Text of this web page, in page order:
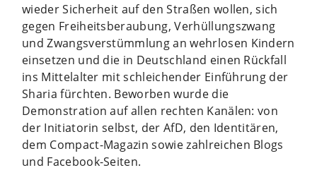
wieder Sicherheit auf den Straßen wollen, sich
gegen Freiheitsberaubung, Verhüllungszwang
und Zwangsverstümmlung an wehrlosen Kindern
einsetzen und die in Deutschland einen Rückfall
ins Mittelalter mit schleichender Einführung der
Sharia fürchten. Beworben wurde die
Demonstration auf allen rechten Kanälen: von
der Initiatorin selbst, der AfD, den Identitären,
dem Compact-Magazin sowie zahlreichen Blogs
und Facebook-Seiten.